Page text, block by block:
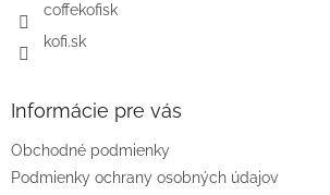
coffekofisk
kofi.sk
Informácie pre vás
Obchodné podmienky
Podmienky ochrany osobných údajov